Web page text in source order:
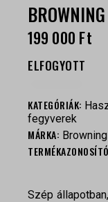
199 000 Ft
ELFOGYOTT
KATEGÓRIÁK:
fegyverek
MÁRKA: Browning
Szép